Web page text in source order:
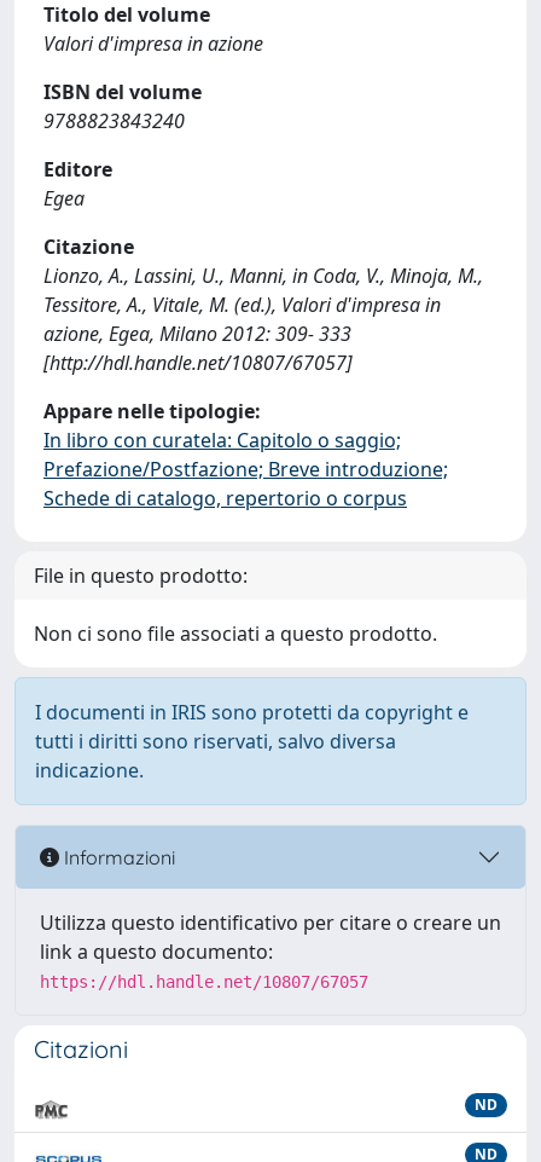
Titolo del volume
Valori d'impresa in azione
ISBN del volume
9788823843240
Editore
Egea
Citazione
Lionzo, A., Lassini, U., Manni, in Coda, V., Minoja, M.,
Tessitore, A., Vitale, M. (ed.), Valori d'impresa in
azione, Egea, Milano 2012: 309- 333
[http://hdl.handle.net/10807/67057]
Appare nelle tipologie:
In libro con curatela: Capitolo o saggio;
Prefazione/Postfazione; Breve introduzione;
Schede di catalogo, repertorio o corpus
File in questo prodotto:
Non ci sono file associati a questo prodotto.
I documenti in IRIS sono protetti da copyright e
tutti i diritti sono riservati, salvo diversa
indicazione.
Informazioni
Utilizza questo identificativo per citare o creare un
link a questo documento:
https://hdl.handle.net/10807/67057
Citazioni
ND
ND